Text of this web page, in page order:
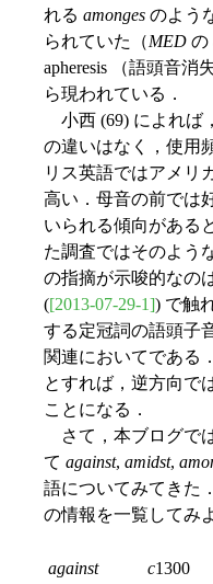
れる amonges のよう
られていた（MED の
apheresis （語頭音消
ら現われている．
小西 (69) によれば，
の違いはなく，使用
リス英語ではアメリ
高い．母音の前では
いられる傾向がある
た調査ではそのよう
の指摘が示唆的なの
([2013-07-29-1]) で触
する定冠詞の語頭子
関連においてである
とすれば，逆方向で
ことになる．
さて，本ブログで
て against, amidst,
語についてみてきた．
の情報を一覧してみ
against c1300